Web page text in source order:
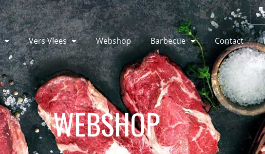
Vers Vlees Webshop Barbecue Contact
WEBSHOP